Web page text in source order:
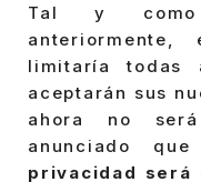
Tal y como
limitaría todas
aceptarán sus
ahora no
anunciado
privacidad será